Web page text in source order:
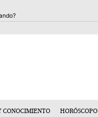
CONOCIMIENTO HORÓSCOPO